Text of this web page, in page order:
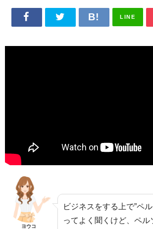
LINE
ヨウコ
ビジネスをする上で”ペ
ってよく聞くけど、ペル